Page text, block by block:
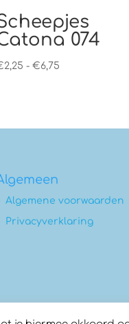
074
2,25 - €6,75Prijsklasse:
Algemene voorwaarden
Privacyverklaring